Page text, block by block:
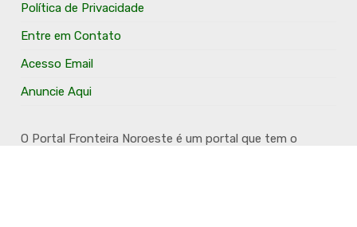
Política de Privacidade
Entre em Contato
Acesso Email
Anuncie Aqui
O Portal Fronteira Noroeste é um portal que tem o